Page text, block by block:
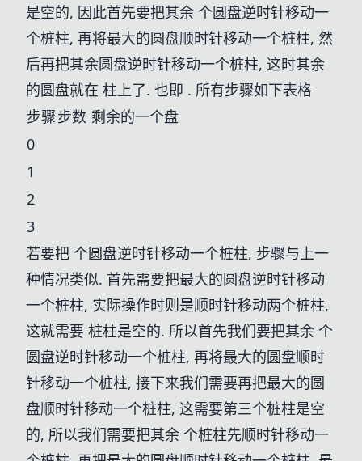
是空的, 因此首先要把其余 个圆盘逆时针移动一
个桩柱, 再将最大的圆盘顺时针移动一个桩柱, 然
后再把其余圆盘逆时针移动一个桩柱, 这时其余
的圆盘就在 柱上了. 也即 . 所有步骤如下表格
步骤步数 剩余的一个盘
0
1
2
3
若要把 个圆盘逆时针移动一个桩柱, 步骤与上一
种情况类似. 首先需要把最大的圆盘逆时针移动
一个桩柱, 实际操作时则是顺时针移动两个桩柱,
这就需要 桩柱是空的. 所以首先我们要把其余 个
圆盘逆时针移动一个桩柱, 再将最大的圆盘顺时
针移动一个桩柱, 接下来我们需要再把最大的圆
盘顺时针移动一个桩柱, 这需要第三个桩柱是空
的, 所以我们需要把其余 个桩柱先顺时针移动一